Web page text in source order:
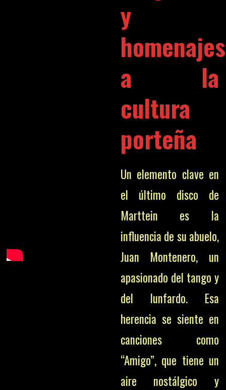
y
homenajes
a la
cultura
porteña
Un elemento clave en
el último disco de
Marttein es la
influencia de su abuelo,
Juan Montenero, un
apasionado del tango y
del lunfardo. Esa
herencia se siente en
canciones como
“Amigo”, que tiene un
aire nostálgico y